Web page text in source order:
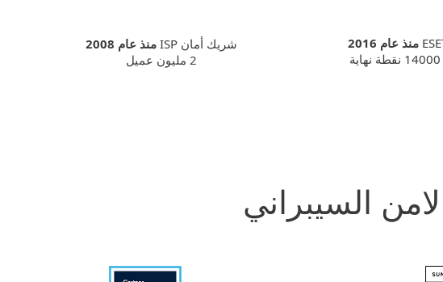
منذ عام 2016
شريك أمان ISP
منذ عام 2008
2 مليون عميل
السيبراني